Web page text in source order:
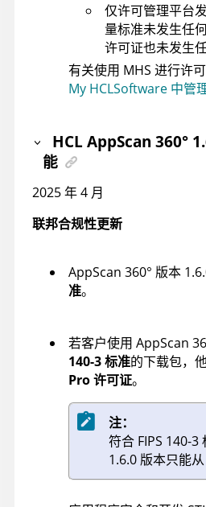
仅许可管理平台
量标准未发生任
许可证也未发生
有关使用 MHS 进行许
My HCLSoftware 中管
HCL AppScan 360°
能
2025 年 4 月
联邦合规性更新
AppScan 360° 版本
准。
若客户使用 AppScan
140-3 标准的下载包，
Pro 许可证。
注：
符合 FIPS 140-3
1.6.0 版本只能从